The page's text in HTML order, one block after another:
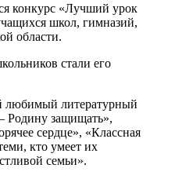
конкурс «Лучший урок
школ, гимназий,
области.
стали его
литературный
Родину защищать»,
сердце», «Классная
кто умеет их
семьи».